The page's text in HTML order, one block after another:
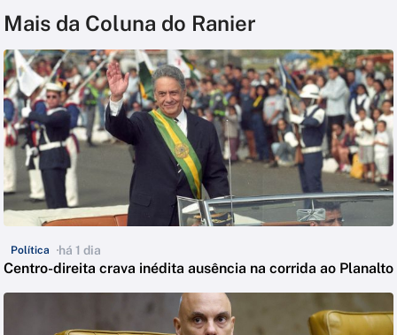
Mais da Coluna do Ranier
Política há 1 dia
Centro-direita crava inédita ausência na corrida ao Planalto